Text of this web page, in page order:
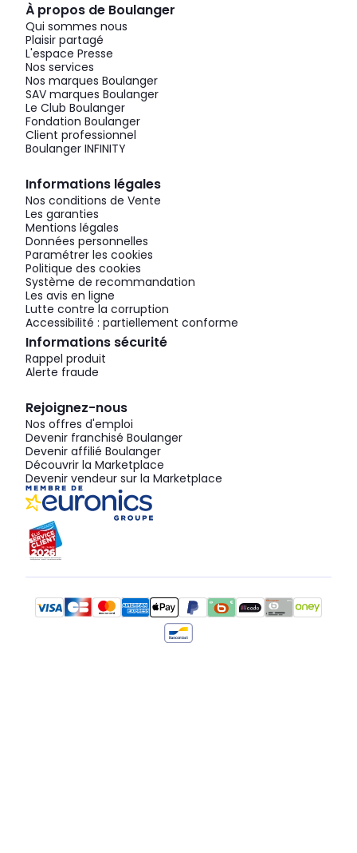
À propos de Boulanger
Qui sommes nous
Plaisir partagé
L'espace Presse
Nos services
Nos marques Boulanger
SAV marques Boulanger
Le Club Boulanger
Fondation Boulanger
Client professionnel
Boulanger INFINITY
Informations légales
Nos conditions de Vente
Les garanties
Mentions légales
Données personnelles
Paramétrer les cookies
Politique des cookies
Système de recommandation
Les avis en ligne
Lutte contre la corruption
Accessibilité : partiellement conforme
Informations sécurité
Rappel produit
Alerte fraude
Rejoignez-nous
Nos offres d'emploi
Devenir franchisé Boulanger
Devenir affilié Boulanger
Découvrir la Marketplace
Devenir vendeur sur la Marketplace